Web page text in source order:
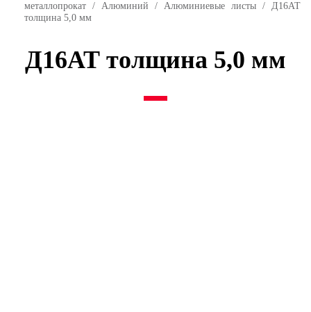
металлопрокат / Алюминий / Алюминиевые листы / Д16АТ
толщина 5,0 мм
Д16АТ толщина 5,0 мм